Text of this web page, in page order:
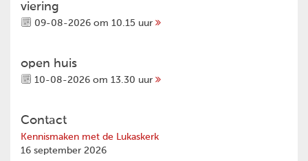
viering
09-08-2026 om 10.15 uur
open huis
10-08-2026 om 13.30 uur
Contact
Kennismaken met de Lukaskerk
16 september 2026